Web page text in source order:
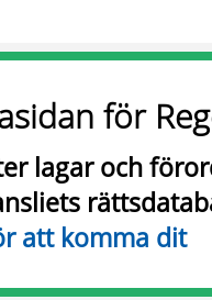
för
lagar och
att komma dit